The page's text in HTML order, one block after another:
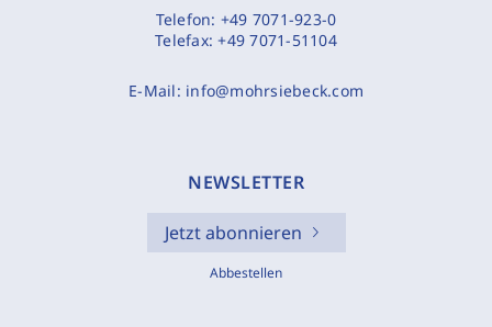
Telefon: +49 7071-923-0
Telefax:+49 7071-51104
E-Mail: info@mohrsiebeck.com
NEWSLETTER
Jetzt abonnieren
Abbestellen